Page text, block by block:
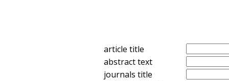
article title
abstract text
journals title